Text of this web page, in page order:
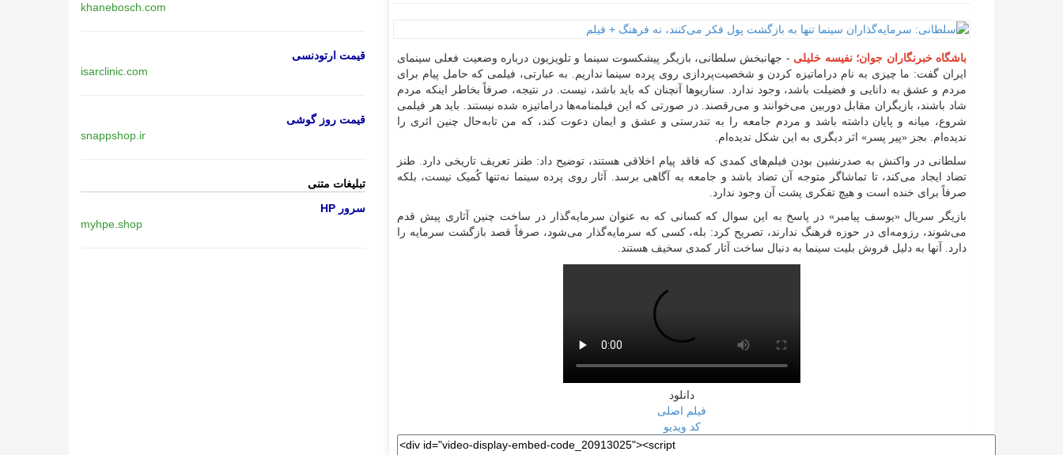
باشگاه خبرنگاران جوان؛ نفیسه خلیلی - جهانبخش سلطانی، بازیگر پیشکسوت سینما و تلویزیون درباره وضعیت فعلی سینمای
ایران گفت: ما چیزی به نام دراماتیزه کردن و شخصیت‌پردازی روی پرده سینما نداریم. به عبارتی، فیلمی که حامل پیام برای
مردم و عشق به دانایی و فضیلت باشد، وجود ندارد. سناریو‌ها آنچنان که باید باشد، نیست. در نتیجه، صرفاً بخاطر اینکه مردم
شاد باشند، بازیگران مقابل دوربین می‌خوانند و می‌رقصند. در صورتی که این فیلمنامه‌ها دراماتیزه شده نیستند. باید هر فیلمی
شروع، میانه و پایان داشته باشد و مردم جامعه را به تندرستی و عشق و ایمان دعوت کند، که من تا‌به‌حال چنین اثری را
ندیده‌ام. بجز «پیر پسر» اثر دیگری به این شکل ندیده‌ام.
سلطانی در واکنش به صدرنشین بودن فیلم‌های کمدی که فاقد پیام اخلاقی هستند، توضیح داد: طنز تعریف تاریخی دارد. طنز
تضاد ایجاد می‌کند، تا تماشاگر متوجه آن تضاد باشد و جامعه به آگاهی برسد. آثار روی پرده سینما نه‌تنها کُمیک نیست، بلکه
صرفاً برای خنده است و هیچ تفکری پشت آن وجود ندارد.
بازیگر سریال «یوسف پیامبر» در پاسخ به این سوال که کسانی که به عنوان سرمایه‌گذار در ساخت چنین آثاری پیش قدم
می‌شوند، رزومه‌ای در حوزه فرهنگ ندارند، تصریح کرد: بله، کسی که سرمایه‌گذار می‌شود، صرفاً قصد بازگشت سرمایه را
دارد. آنها به دلیل فروش بلیت سینما به دنبال ساخت آثار کمدی سخیف هستند.
دانلود
فیلم اصلی
کد ویدیو
khanebosch.com
قیمت ارتودنسی
isarclinic.com
قیمت روز گوشی
snappshop.ir
تبلیغات متنی
سرور HP
myhpe.shop